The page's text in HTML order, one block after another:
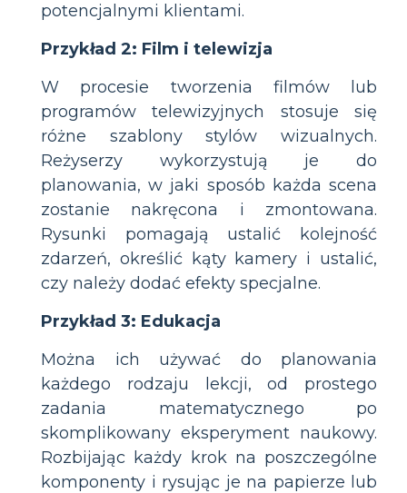
potencjalnymi klientami.
Przykład 2: Film i telewizja
W procesie tworzenia filmów lub
programów telewizyjnych stosuje się
różne szablony stylów wizualnych.
Reżyserzy wykorzystują je do
planowania, w jaki sposób każda scena
zostanie nakręcona i zmontowana.
Rysunki pomagają ustalić kolejność
zdarzeń, określić kąty kamery i ustalić,
czy należy dodać efekty specjalne.
Przykład 3: Edukacja
Można ich używać do planowania
każdego rodzaju lekcji, od prostego
zadania matematycznego po
skomplikowany eksperyment naukowy.
Rozbijając każdy krok na poszczególne
komponenty i rysując je na papierze lub